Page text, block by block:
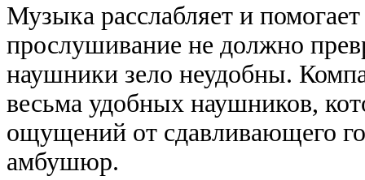
Музыка расслабляет и
прослушивание не должно
наушники зело неудобны.
весьма удобных наушников,
ощущений от сдавливающего
амбушюр.